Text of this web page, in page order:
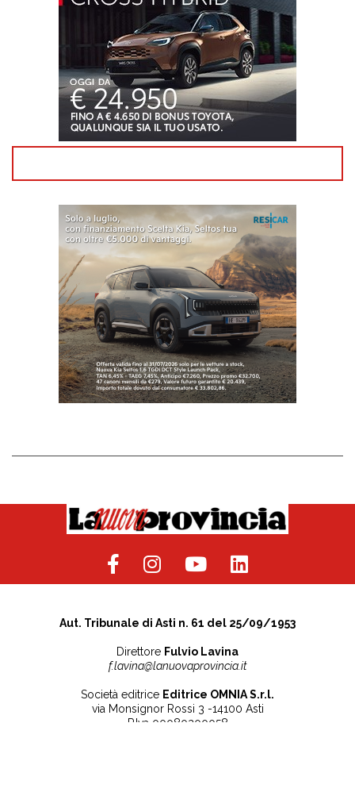
Aut. Tribunale di Asti n. 61 del 25/09/1953
Direttore Fulvio Lavina
f.lavina@lanuovaprovincia.it
Società editrice Editrice OMNIA S.r.l.
via Monsignor Rossi 3 -14100 Asti
P.Iva 00080200058